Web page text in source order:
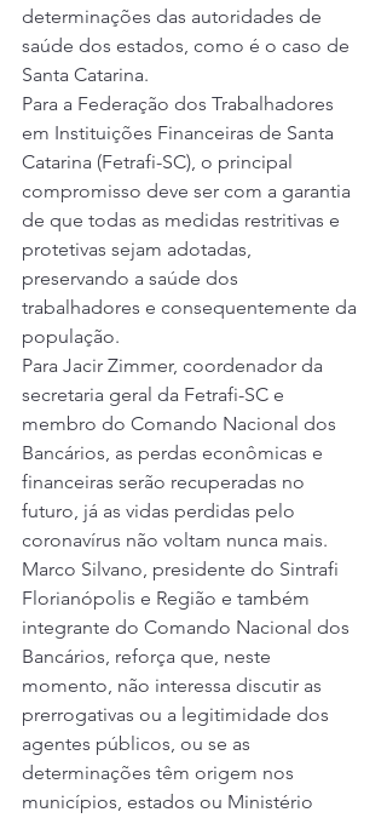
determinações das autoridades de
saúde dos estados, como é o caso de
Santa Catarina.
Para a Federação dos Trabalhadores
em Instituições Financeiras de Santa
Catarina (Fetrafi-SC), o principal
compromisso deve ser com a garantia
de que todas as medidas restritivas e
protetivas sejam adotadas,
preservando a saúde dos
trabalhadores e consequentemente da
população.
Para Jacir Zimmer, coordenador da
secretaria geral da Fetrafi-SC e
membro do Comando Nacional dos
Bancários, as perdas econômicas e
financeiras serão recuperadas no
futuro, já as vidas perdidas pelo
coronavírus não voltam nunca mais.
Marco Silvano, presidente do Sintrafi
Florianópolis e Região e também
integrante do Comando Nacional dos
Bancários, reforça que, neste
momento, não interessa discutir as
prerrogativas ou a legitimidade dos
agentes públicos, ou se as
determinações têm origem nos
municípios, estados ou Ministério